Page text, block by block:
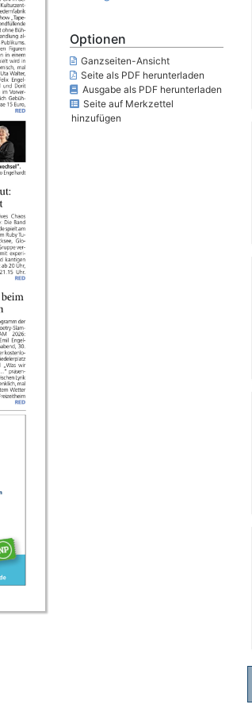
Optionen
Ganzseiten-Ansicht
Seite als PDF herunterladen
Ausgabe als PDF herunterladen
Seite auf Merkzettel
hinzufügen